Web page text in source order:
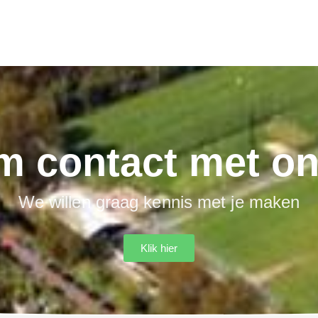
contact met
We willen graag kennis met je maken
Klik hier